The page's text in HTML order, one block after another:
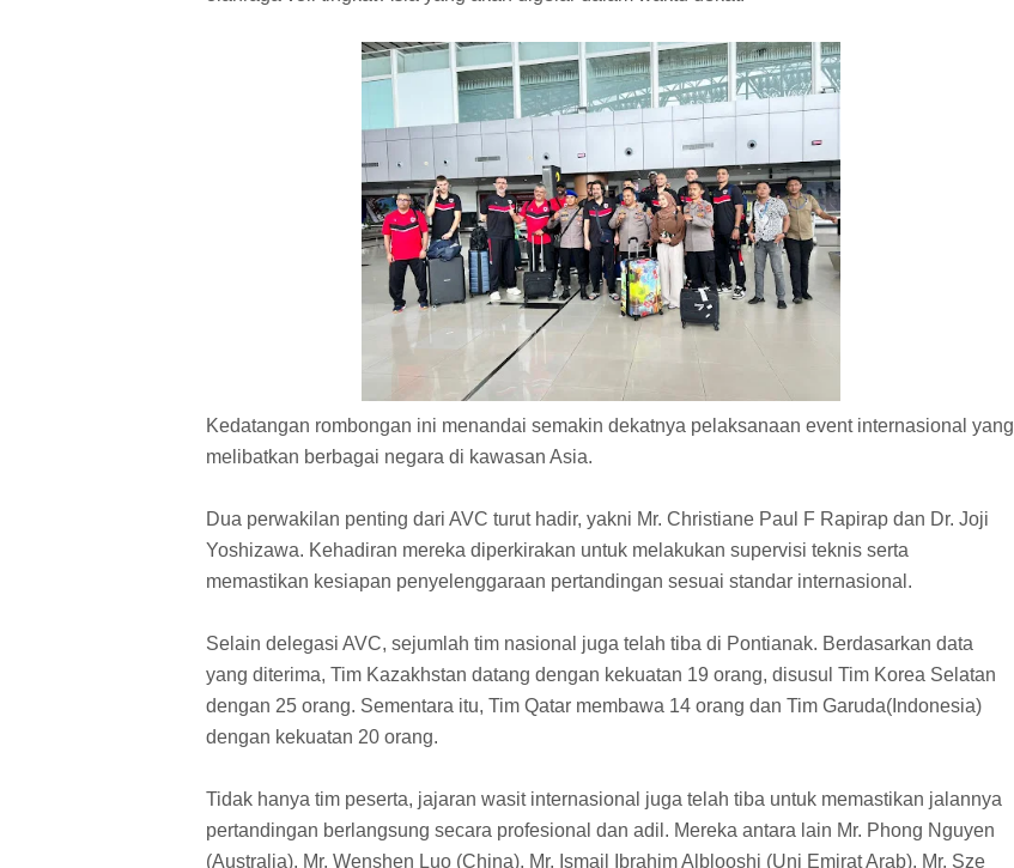
Kedatangan rombongan ini menandai semakin dekatnya pelaksanaan event internasional yang
melibatkan berbagai negara di kawasan Asia.
Dua perwakilan penting dari AVC turut hadir, yakni Mr. Christiane Paul F Rapirap dan Dr. Joji
Yoshizawa. Kehadiran mereka diperkirakan untuk melakukan supervisi teknis serta
memastikan kesiapan penyelenggaraan pertandingan sesuai standar internasional.
Selain delegasi AVC, sejumlah tim nasional juga telah tiba di Pontianak. Berdasarkan data
yang diterima, Tim Kazakhstan datang dengan kekuatan 19 orang, disusul Tim Korea Selatan
dengan 25 orang. Sementara itu, Tim Qatar membawa 14 orang dan Tim Garuda(Indonesia)
dengan kekuatan 20 orang.
Tidak hanya tim peserta, jajaran wasit internasional juga telah tiba untuk memastikan jalannya
pertandingan berlangsung secara profesional dan adil. Mereka antara lain Mr. Phong Nguyen
(Australia), Mr. Wenshen Luo (China), Mr. Ismail Ibrahim Alblooshi (Uni Emirat Arab), Mr. Sze